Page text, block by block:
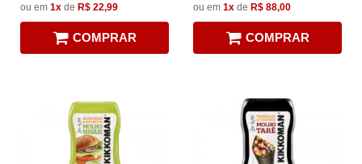
ou em 1x de R$ 22,99
COMPRAR
ou em 1x de R$ 88,00
COMPRAR